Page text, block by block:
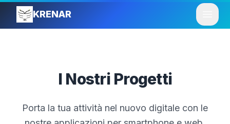
KRENAR
I Nostri Progetti
Porta la tua attività nel nuovo digitale con le